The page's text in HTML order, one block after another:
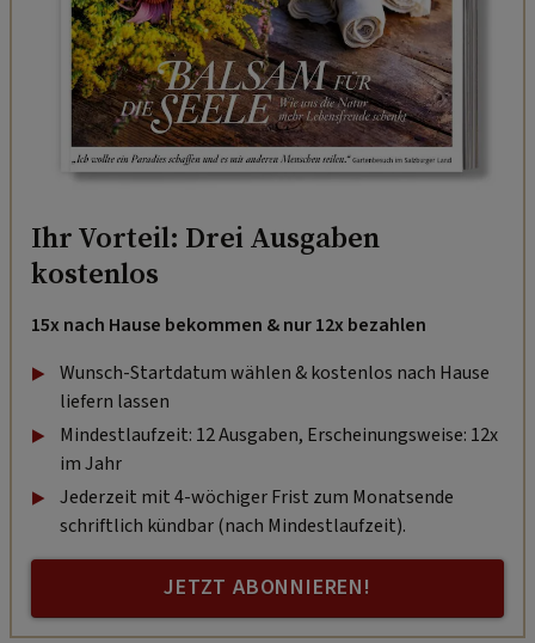
Ihr Vorteil: Drei Ausgaben
kostenlos
15x nach Hause bekommen & nur 12x bezahlen
Wunsch-Startdatum wählen & kostenlos nach Hause
liefern lassen
Mindestlaufzeit: 12 Ausgaben, Erscheinungsweise: 12x
im Jahr
Jederzeit mit 4-wöchiger Frist zum Monatsende
schriftlich kündbar (nach Mindestlaufzeit).
JETZT ABONNIEREN!